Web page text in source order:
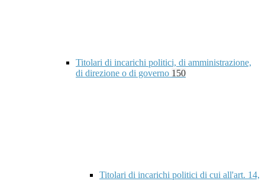
Titolari di incarichi politici, di amministrazione,
di direzione o di governo 150
Titolari di incarichi politici di cui all'art. 14,